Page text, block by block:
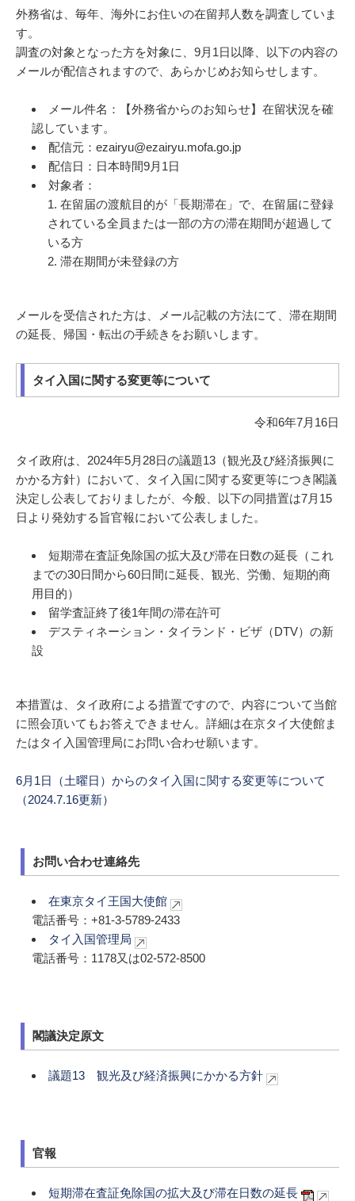
外務省は、毎年、海外にお住いの在留邦人数を調査していま
す。
調査の対象となった方を対象に、9月1日以降、以下の内容の
メールが配信されますので、あらかじめお知らせします。
メール件名：【外務省からのお知らせ】在留状況を確
認しています。
配信元：ezairyu@ezairyu.mofa.go.jp
配信日：日本時間9月1日
対象者：
在留届の渡航目的が「長期滞在」で、在留届に登録
されている全員または一部の方の滞在期間が超過して
いる方
滞在期間が未登録の方
メールを受信された方は、メール記載の方法にて、滞在期間
の延長、帰国・転出の手続きをお願いします。
タイ入国に関する変更等について
令和6年7月16日
タイ政府は、2024年5月28日の議題13（観光及び経済振興に
かかる方針）において、タイ入国に関する変更等につき閣議
決定し公表しておりましたが、今般、以下の同措置は7月15
日より発効する旨官報において公表しました。
短期滞在査証免除国の拡大及び滞在日数の延長（これ
までの30日間から60日間に延長、観光、労働、短期的商
用目的）
留学査証終了後1年間の滞在許可
デスティネーション・タイランド・ビザ（DTV）の新
設
本措置は、タイ政府による措置ですので、内容について当館
に照会頂いてもお答えできません。詳細は在京タイ大使館ま
たはタイ入国管理局にお問い合わせ願います。
6月1日（土曜日）からのタイ入国に関する変更等について
（2024.7.16更新）
お問い合わせ連絡先
在東京タイ王国大使館
電話番号：+81-3-5789-2433
タイ入国管理局
電話番号：1178又は02-572-8500
閣議決定原文
議題13 観光及び経済振興にかかる方針
官報
短期滞在査証免除国の拡大及び滞在日数の延長